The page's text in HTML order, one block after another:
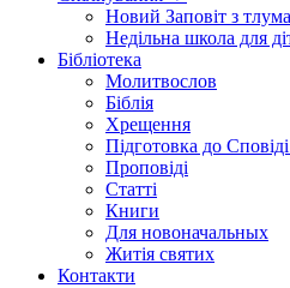
Новий Заповіт з
Недільна школа для
Бібліотека
Молитвослов
Біблія
Хрещення
Підготовка до
Проповіді
Статті
Книги
Для новоначальных
Житія святих
Контакти